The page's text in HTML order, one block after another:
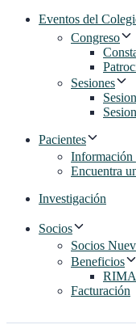
Eventos del
Congreso
Sesiones
Pacientes
Información
Encuentra
Investigación
Socios
Socios
Beneficios
RIMA
Facturación